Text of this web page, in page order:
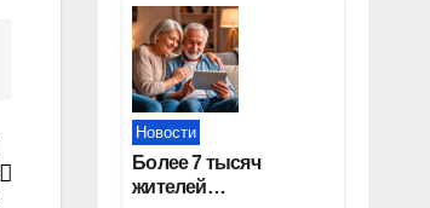
за Москву»
Новости
Более 7 тысяч
жителей